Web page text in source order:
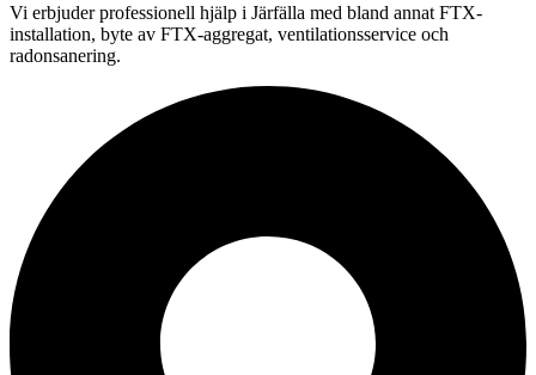
Vi erbjuder professionell hjälp i Järfälla med bland annat FTX-
installation, byte av FTX-aggregat, ventilationsservice och
radonsanering.